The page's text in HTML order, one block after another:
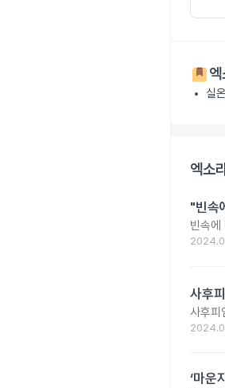
실
엑소
"빈속
빈속에
사후
사후피
‘마운